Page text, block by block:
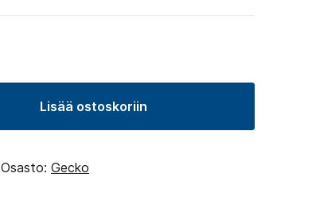
Lisää ostoskoriin
Osasto: Gecko